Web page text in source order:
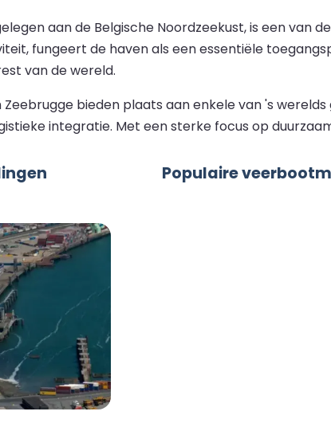
aan de Belgische Noordzeekust, is een
fungeert de haven als een essentiële
van de wereld.
bieden plaats aan enkele van 's
integratie. Met een sterke focus op
Populaire